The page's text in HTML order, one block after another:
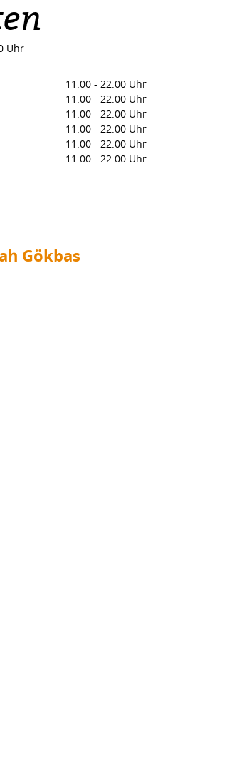
Uhr
11:00 - 22:00 Uhr
11:00 - 22:00 Uhr
11:00 - 22:00 Uhr
11:00 - 22:00 Uhr
11:00 - 22:00 Uhr
11:00 - 22:00 Uhr
Gökbas